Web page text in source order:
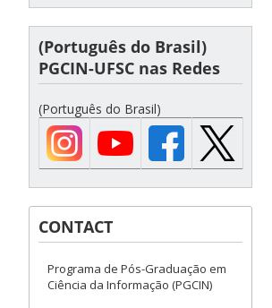
(Português do Brasil)
PGCIN-UFSC nas Redes
(Português do Brasil)
CONTACT
Programa de Pós-Graduação em
Ciência da Informação (PGCIN)